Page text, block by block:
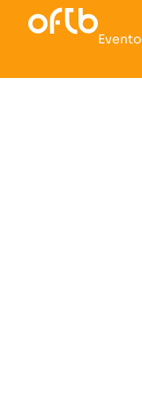
Evento